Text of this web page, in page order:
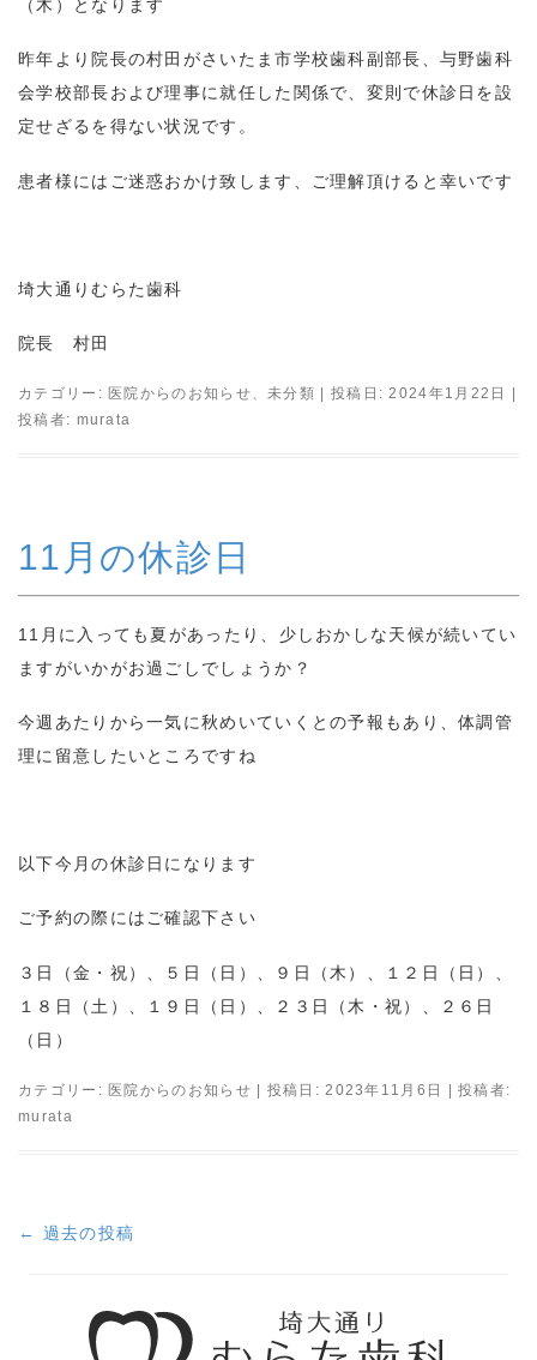
（木）となります
昨年より院長の村田がさいたま市学校歯科副部長、与野歯科
会学校部長および理事に就任した関係で、変則で休診日を設
定せざるを得ない状況です。
患者様にはご迷惑おかけ致します、ご理解頂けると幸いです
埼大通りむらた歯科
院長 村田
カテゴリー: 医院からのお知らせ、未分類 | 投稿日:2024年1月22日
投稿者: murata
11月の休診日
11月に入っても夏があったり、少しおかしな天候が続いてい
ますがいかがお過ごしでしょうか？
今週あたりから一気に秋めいていくとの予報もあり、体調管
理に留意したいところですね
以下今月の休診日になります
ご予約の際にはご確認下さい
３日（金・祝）、５日（日）、９日（木）、１２日（日）、
１８日（土）、１９日（日）、２３日（木・祝）、２６日
（日）
カテゴリー: 医院からのお知らせ | 投稿日: 2023年11月6日 |投稿者:
murata
← 過去の投稿